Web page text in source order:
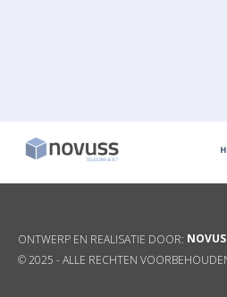
ONTWERP EN REALISATIE DOOR:
© 2025 -ALLE RECHTEN